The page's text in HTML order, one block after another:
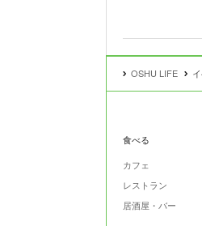
OSHU LIFE
食べる
カフェ
レストラン
居酒屋・バー